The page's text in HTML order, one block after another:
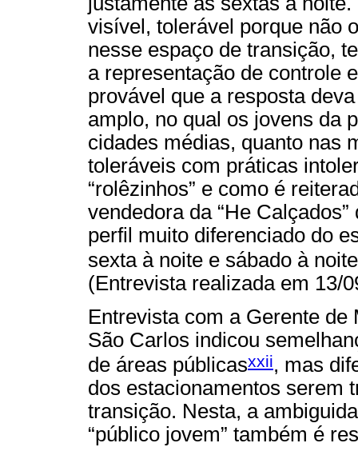
visível, tolerável porque não
nesse espaço de transição,
a representação de controle
provável que a resposta
amplo, no qual os jovens da
cidades médias, quanto nas
toleráveis com práticas
“rolêzinhos” e como é
vendedora da “He
perfil muito diferenciado do
sexta à noite e sábado à
(Entrevista realizada em 13/
Entrevista com a Gerente
São Carlos indicou
de áreas públicasxxii, mas
dos estacionamentos serem
transição. Nesta, a
“público jovem” também é